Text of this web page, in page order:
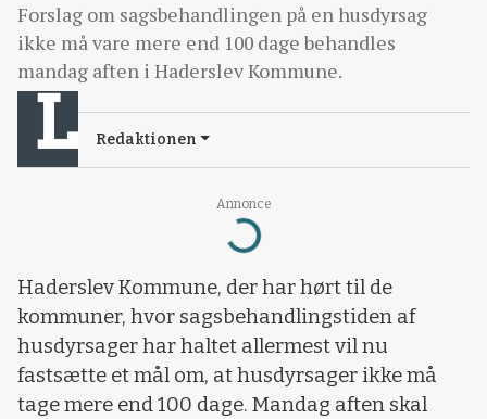
Annonce
Loading...
Forslag om sagsbehandlingen på en husdyrsag
ikke må vare mere end 100 dage behandles
mandag aften i Haderslev Kommune.
Redaktionen
Haderslev Kommune, der har hørt til de
kommuner, hvor sagsbehandlingstiden af
husdyrsager har haltet allermest vil nu
fastsætte et mål om, at husdyrsager ikke må
tage mere end 100 dage. Mandag aften skal